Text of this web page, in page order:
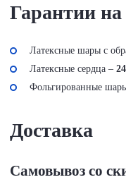
Гарантии на
Латексные шары с
Латексные сердца –
Фольгированные
Доставка
Самовывоз со